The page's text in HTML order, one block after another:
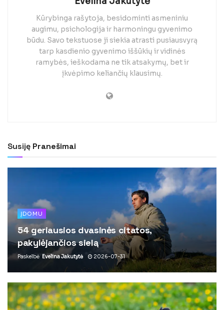
Kūrybinga rašytoja, besidominti asmeniniu
augimu, psichologija ir harmoningu gyvenimo
būdu. Savo tekstuose ji siekia atrasti pusiausvyrą
tarp kasdienio gyvenimo iššūkių ir vidinės
ramybės, ieškodama ne tik atsakymų, bet ir
įkvėpimo keliančių klausimų.
Susiję Pranešimai
ĮDOMU
54 geriausios dvasinės citatos,
pakylėjančios sielą
Paskelbė Evelina Jakutytė 2026-07-31